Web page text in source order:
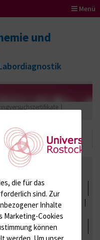
Menü
und
Blutalkohol,
Niere / Harnwege
Gerinnungsfaktoren /
die für das
sind. Zur
Inhalte
Marketing-Cookies
können
werden. Um unser